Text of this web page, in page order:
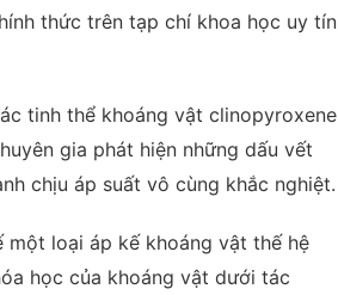
thức trên tạp chí khoa học uy tín
tinh thể khoáng vật clinopyroxene
gia phát hiện những dấu vết
chịu áp suất vô cùng khắc nghiệt.
loại áp kế khoáng vật thế hệ
học của khoáng vật dưới tác